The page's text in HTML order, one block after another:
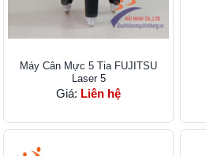
Máy Cân Mực 5 Tia FUJITSU
Laser 5
Giá: Liên hệ